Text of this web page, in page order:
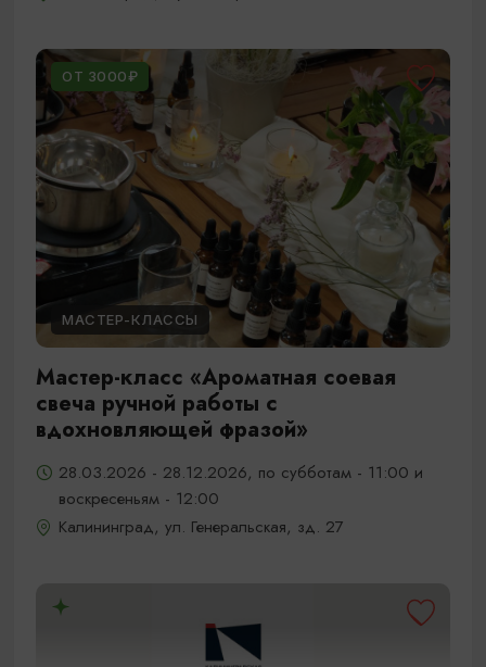
ОТ 3000₽
МАСТЕР-КЛАССЫ
Мастер-класс «Ароматная соевая
свеча ручной работы с
вдохновляющей фразой»
28.03.2026 - 28.12.2026, по субботам - 11:00 и
воскресеньям - 12:00
Калининград, ул. Генеральская, зд. 27